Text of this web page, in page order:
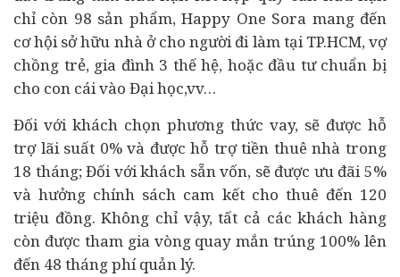
chỉ còn 98 sản phẩm, Happy One Sora mang đến
cơ hội sở hữu nhà ở cho người đi làm tại TP.HCM, vợ
chồng trẻ, gia đình 3 thế hệ, hoặc đầu tư chuẩn bị
cho con cái vào Đại học,vv…
Đối với khách chọn phương thức vay, sẽ được hỗ
trợ lãi suất 0% và được hỗ trợ tiền thuê nhà trong
18 tháng; Đối với khách sẵn vốn, sẽ được ưu đãi 5%
và hưởng chính sách cam kết cho thuê đến 120
triệu đồng. Không chỉ vậy, tất cả các khách hàng
còn được tham gia vòng quay mắn trúng 100% lên
đến 48 tháng phí quản lý.